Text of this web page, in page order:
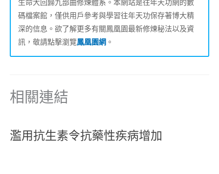
生命大回歸九部曲修煉體系。本網站是往年天功網的數
碼檔案館，僅供用戶參考與學習往年天功保存著博大精
深的信息。欲了解更多有關鳳凰園最新修煉秘法以及資
訊，敬請點擊瀏覽鳳凰園網 。
相關連結
濫用抗生素令抗藥性疾病增加